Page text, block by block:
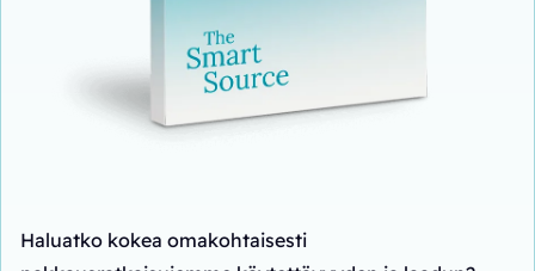
Haluatko kokea omakohtaisesti